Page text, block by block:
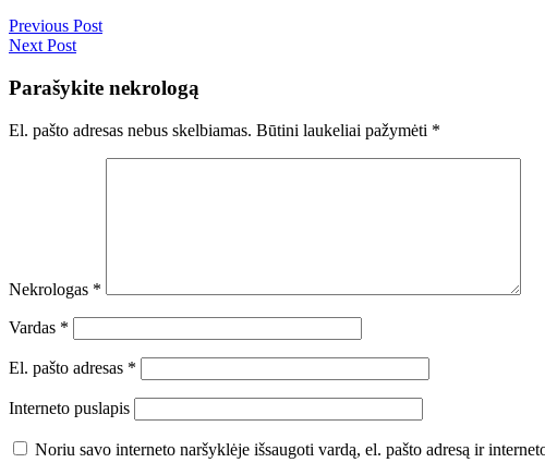
Previous Post
Next Post
Parašykite nekrologą
El. pašto adresas nebus skelbiamas. Būtini laukeliai pažymėti *
Nekrologas *
Vardas *
El. pašto adresas *
Interneto puslapis
Noriu savo interneto naršyklėje išsaugoti vardą, el. pašto adresą ir